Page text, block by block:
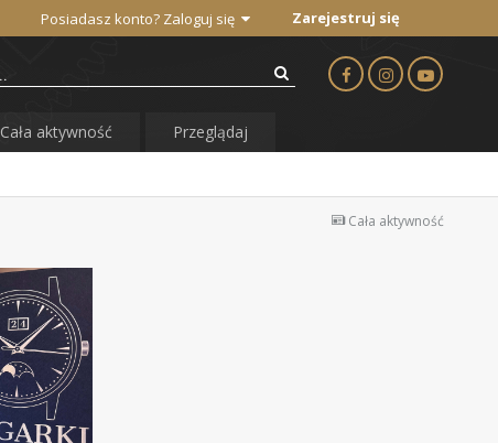
Posiadasz konto? Zaloguj się Zarejestruj się
Cała aktywność Przeglądaj
Cała aktywność